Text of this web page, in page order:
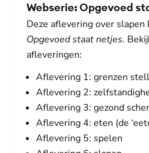
Webserie: Opgevoed
Deze aflevering over
Opgevoed staat netjes.
afleveringen:
Aflevering 1: grenzen
Aflevering 2:
Aflevering 3: gezond
Aflevering 4: eten (de
Aflevering 5: spelen